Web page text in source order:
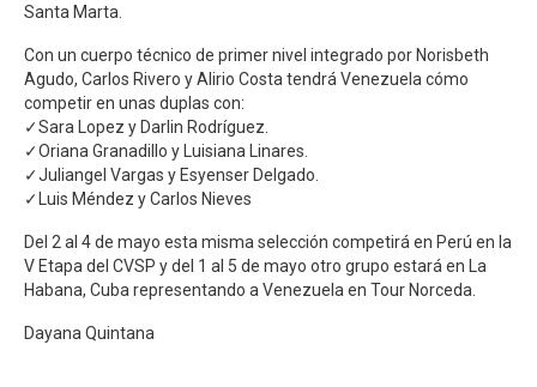
Santa Marta.
Con un cuerpo técnico de primer nivel integrado por Norisbeth
Agudo, Carlos Rivero y Alirio Costa tendrá Venezuela cómo
competir en unas duplas con:
✓Sara Lopez y Darlin Rodríguez.
✓Oriana Granadillo y Luisiana Linares.
✓Juliangel Vargas y Esyenser Delgado.
✓Luis Méndez y Carlos Nieves
Del 2 al 4 de mayo esta misma selección competirá en Perú en la
V Etapa del CVSP y del 1 al 5 de mayo otro grupo estará en La
Habana, Cuba representando a Venezuela en Tour Norceda.
Dayana Quintana